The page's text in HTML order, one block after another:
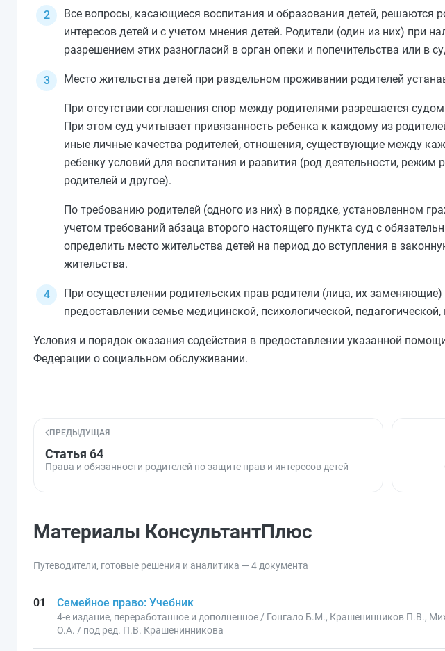
Все вопросы, касающиеся воспитания и образования детей, решаются
интересов детей и с учетом мнения детей. Родители (один из них) при
разрешением этих разногласий в орган опеки и попечительства или в
Место жительства детей при раздельном проживании родителей
При отсутствии соглашения спор между родителями разрешается
При этом суд учитывает привязанность ребенка к каждому из
иные личные качества родителей, отношения, существующие между
ребенку условий для воспитания и развития (род деятельности,
родителей и другое).
По требованию родителей (одного из них) в порядке, установленном
учетом требований абзаца второго настоящего пункта суд с
определить место жительства детей на период до вступления в
жительства.
При осуществлении родительских прав родители (лица, их
предоставлении семье медицинской, психологической,
Условия и порядок оказания содействия в предоставлении указанной
Федерации о социальном обслуживании.
ПРЕДЫДУЩАЯ
Статья 64
Права и обязанности родителей по защите прав и интересов детей
Материалы КонсультантПлюс
Путеводители, готовые решения и аналитика — 4 документа
Семейное право: Учебник
4-е издание, переработанное и дополненное / Гонгало Б.М., Крашенинников П.В.,
О.А. / под ред. П.В. Крашенинникова